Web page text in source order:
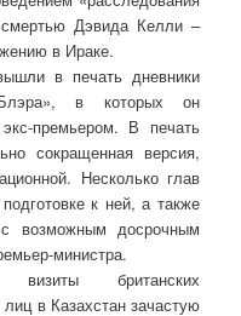
смертью Дэвида Келли –
в Ираке.
в печать дневники
в которых он
премьером. В печать
сокращенная версия,
Несколько глав
к ней, а также
возможным досрочным
министра.
британских
в Казахстан зачастую